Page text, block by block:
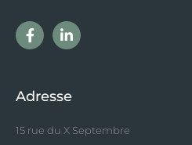
Adresse
15 rue du X Septembre